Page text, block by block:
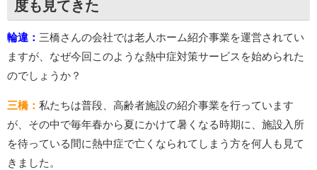
度も見てきた
輪違： 三橋さんの会社では老人ホーム紹介事業を運営されてい
ますが、なぜ今回このような熱中症対策サービスを始められた
のでしょうか？
三橋： 私たちは普段、高齢者施設の紹介事業を行っています
が、その中で毎年春から夏にかけて暑くなる時期に、施設入所
を待っている間に熱中症で亡くなられてしまう方を何人も見て
きました。